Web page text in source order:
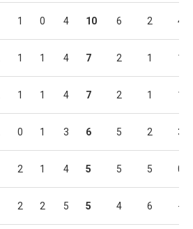
1 0 4 10 6 2 4
1 1 4 7 2 1 1
1 1 4 7 2 1 1
0 1 3 6 5 2 3
2 1 4 5 5 5 0
2 2 5 5 4 6 -2